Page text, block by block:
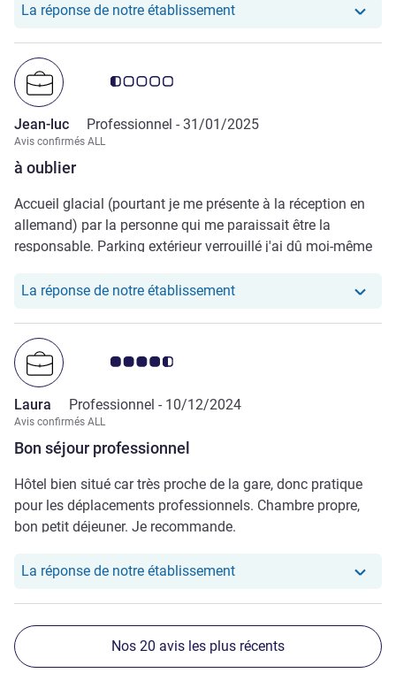
La réponse de notre établissementNotre hôtel a repondu au
à oublier
Note Avis clients 0.5/5
Jean-luc Professionnel - 31/01/2025
Avis confirmés ALL
Accueil glacial (pourtant je me présente à la réception en
allemand) par la personne qui me paraissait être la
responsable. Parking extérieur verrouillé j'ai dû moi-même
triste et froide ("Styles"??) et pas d'upgrade de chambre
La réponse de notre établissementNotre hôtel a repondu au
Bon séjour professionnel
Note Avis clients 4.5/5
Laura Professionnel - 10/12/2024
Avis confirmés ALL
Hôtel bien situé car très proche de la gare, donc pratique
pour les déplacements professionnels. Chambre propre,
bon petit déjeuner. Je recommande.
La réponse de notre établissementNotre hôtel a repondu au
Nos 20 avis les plus récents